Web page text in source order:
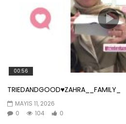
00:56
TRIEDANDGOOD♥️ZAHRA__FAMILY_
MAYIS 11, 2026
0
104 0